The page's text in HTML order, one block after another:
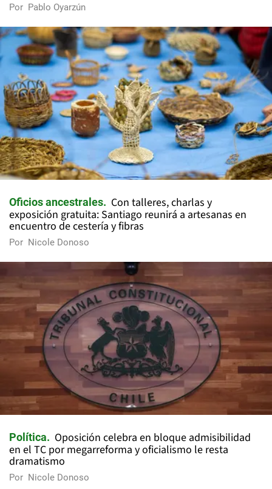
Por Pablo Oyarzún
Oficios ancestrales
Con talleres, charlas y
exposición gratuita: Santiago reunirá a artesanas en
encuentro de cestería y fibras
Por Nicole Donoso
Política
Oposición celebra en bloque admisibilidad
en el TC por megarreforma y oficialismo le resta
dramatismo
Por Nicole Donoso